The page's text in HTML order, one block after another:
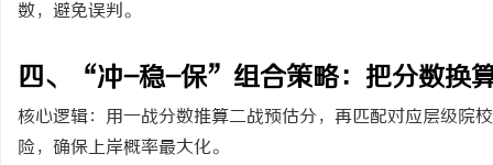
数，避免误判。
四、“冲-稳-保”组合策略：把分数换
核心逻辑：用一战分数推算二战预估分，再匹配对应层
险，确保上岸概率最大化。